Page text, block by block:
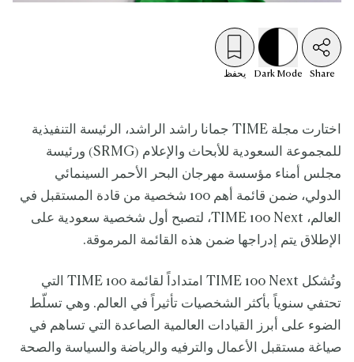
Share
Dark Mode يحفظ
اختارت مجلة TIME جمانا راشد الراشد، الرئيسة التنفيذية
للمجموعة السعودية للأبحاث والإعلام (SRMG) ورئيسة
مجلس أمناء مؤسسة مهرجان البحر الأحمر السينمائي
الدولي، ضمن قائمة أهم 100 شخصية من قادة المستقبل في
العالم، TIME 100 Next، لتصبح أول شخصية سعودية على
الإطلاق يتم إدراجها ضمن هذه القائمة المرموقة.
وتُشكل TIME 100 Next امتداداً لقائمة TIME 100 التي
تحتفي سنوياً بأكثر الشخصيات تأثيراً في العالم. وهي تسلّط
الضوء على أبرز القيادات العالمية الصاعدة التي تساهم في
صياغة مستقبل الأعمال والترفيه والرياضة والسياسة والصحة